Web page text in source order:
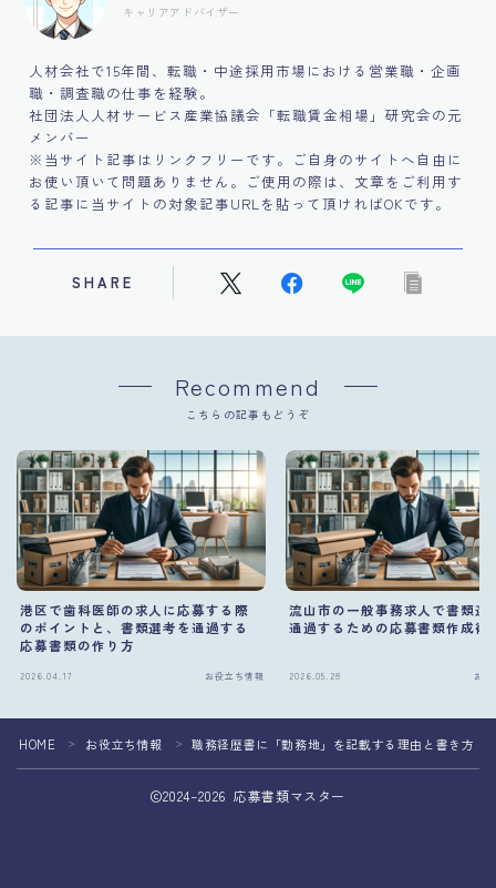
キャリアアドバイザー
人材会社で15年間、転職・中途採用市場における営業職・企画
職・調査職の仕事を経験。
社団法人人材サービス産業協議会「転職賃金相場」研究会の元
メンバー
※当サイト記事はリンクフリーです。ご自身のサイトへ自由に
お使い頂いて問題ありません。ご使用の際は、文章をご利用す
る記事に当サイトの対象記事URLを貼って頂ければOKです。
SHARE
Recommend
こちらの記事もどうぞ
港区で歯科医師の求人に応募する際
のポイントと、書類選考を通過する
応募書類の作り方
2026.04.17 お役立ち情報
流山市の一般事務求人で書類選
通過するための応募書類作成術
2026.05.28 お
HOME ＞ お役立ち情報 ＞ 職務経歴書に「勤務地」を記載する理由と書き方
2024–2026 応募書類マスター